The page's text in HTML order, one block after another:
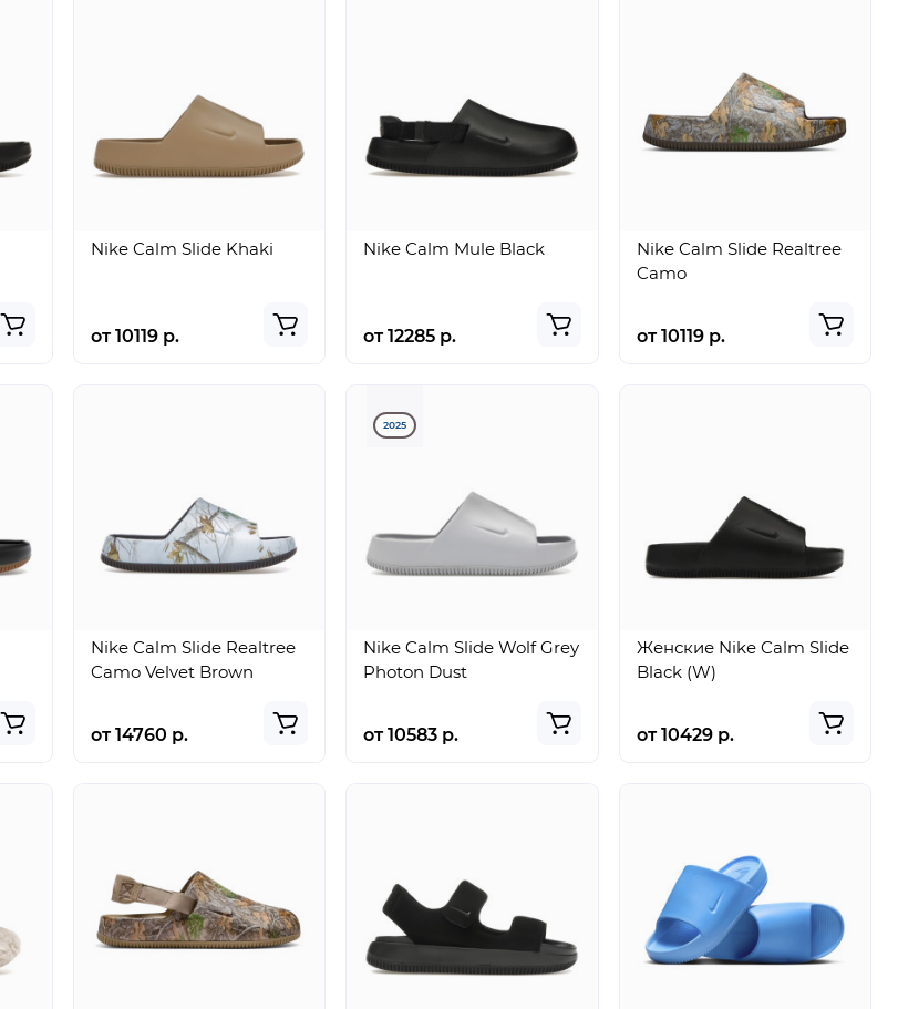
Nike Calm Slide Khaki
от 10119 р.
Nike Calm Mule Black
от 12285 р.
Nike Calm Slide Realtree
Camo
от 10119 р.
Nike Calm Slide Realtree
Camo Velvet Brown
от 14760 р.
2025
Nike Calm Slide Wolf Grey
Photon Dust
от 10583 р.
Женские Nike Calm Slide
Black (W)
от 10429 р.